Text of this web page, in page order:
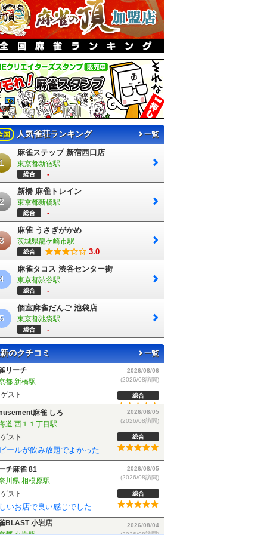
国 人気雀荘ランキング 一覧
1
麻雀ステップ 新宿西口店
東京都新宿駅
総合 -
2
新橋 麻雀トレイン
東京都新橋駅
総合 -
3
麻雀 うさぎがかめ
茨城県龍ケ崎市駅
総合 3.0
4
麻雀タコス 渋谷センター街
東京都渋谷駅
総合 -
5
個室麻雀だんご 池袋店
東京都池袋駅
総合 -
のクチコミ 一覧
麻雀 しろ
道 西１１丁目駅
スト
2026/08/05
(2026/08訪問)
総合
ールが飲み放題でよかった
チ麻雀 81
川県 相模原駅
スト
(2026/08訪問)
総合
いお店で良い感じでした
BLAST 小岩店
都 小岩駅
スト
(2026/08訪問)
総合